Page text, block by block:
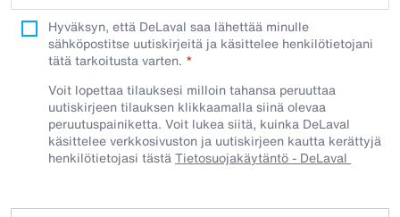
Hyväksyn, että DeLaval saa lähettää minulle
sähköpostitse uutiskirjeitä ja käsittelee henkilötietojani
tätä tarkoitusta varten.
Voit lopettaa tilauksesi milloin tahansa peruuttaa
uutiskirjeen tilauksen klikkaamalla siinä olevaa
peruutuspainiketta. Voit lukea siitä, kuinka DeLaval
käsittelee verkkosivuston ja uutiskirjeen kautta kerättyjä
henkilötietojasi tästäTietosuojakäytäntö - DeLaval